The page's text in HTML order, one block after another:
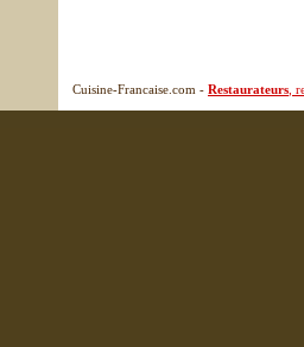
Cuisine-Francaise.com - Restaurateurs ,